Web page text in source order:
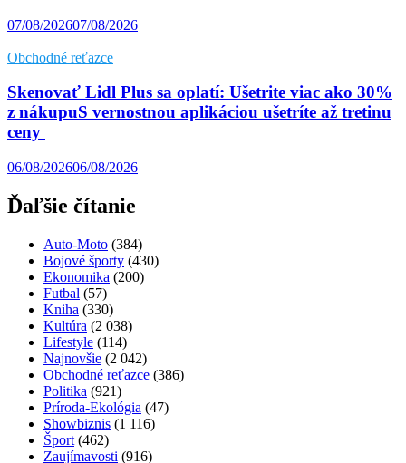
07/08/202607/08/2026
Obchodné reťazce
Skenovať Lidl Plus sa oplatí: Ušetrite viac ako 30%
z nákupuS vernostnou aplikáciou ušetríte až tretinu
ceny
06/08/202606/08/2026
Ďaľšie čítanie
Auto-Moto (384)
Bojové športy (430)
Ekonomika (200)
Futbal (57)
Kniha (330)
Kultúra (2 038)
Lifestyle (114)
Najnovšie (2 042)
Obchodné reťazce (386)
Politika (921)
Príroda-Ekológia (47)
Showbiznis (1 116)
Šport (462)
Zaujímavosti (916)